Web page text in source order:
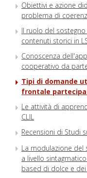
Obiettivi e azione
problema di
Il ruolo del
contenuti storici in
Conoscenza
cooperativo da
Tipi di domande
frontale
Le attività di
CLIL
Recensioni di Studi
La modulazione del
a livello
based di dolce e